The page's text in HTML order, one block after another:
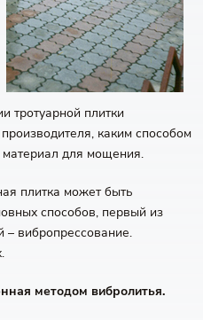
тротуарной плитки
каким способом
для мощения.
плитка может быть
способов, первый из
– вибропрессование.
методом вибролитья.